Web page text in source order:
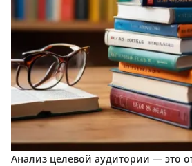
Анализ целевой аудитории — это